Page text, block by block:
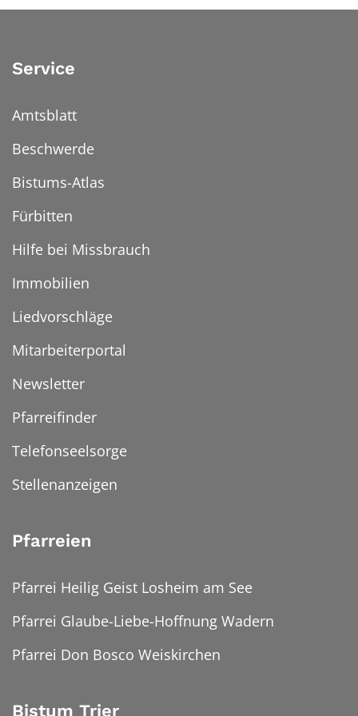
Service
Amtsblatt
Beschwerde
Bistums-Atlas
Fürbitten
Hilfe bei Missbrauch
Immobilien
Liedvorschläge
Mitarbeiterportal
Newsletter
Pfarreifinder
Telefonseelsorge
Stellenanzeigen
Pfarreien
Pfarrei Heilig Geist Losheim am See
Pfarrei Glaube-Liebe-Hoffnung Wadern
Pfarrei Don Bosco Weiskirchen
Bistum Trier